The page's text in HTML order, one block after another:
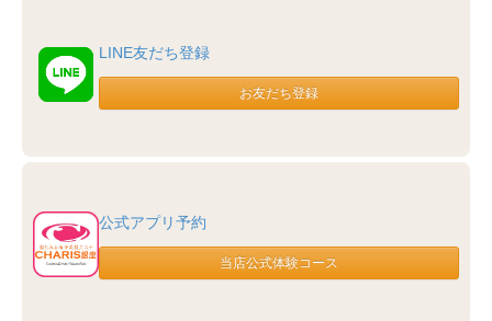
LINE友だち登録
公式アプリ予約